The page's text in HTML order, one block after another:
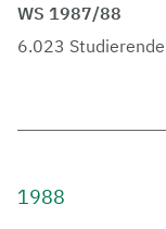
WS 1987/88
6.023 Studierende
1988